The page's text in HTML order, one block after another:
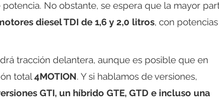
No obstante, se espera que la mayor
diesel TDI de 1,6 y 2,0 litros, con
tracción delantera, aunque es posible que en
total4MOTION. Y si hablamos de versiones,
GTI, un híbrido GTE, GTD e incluso una